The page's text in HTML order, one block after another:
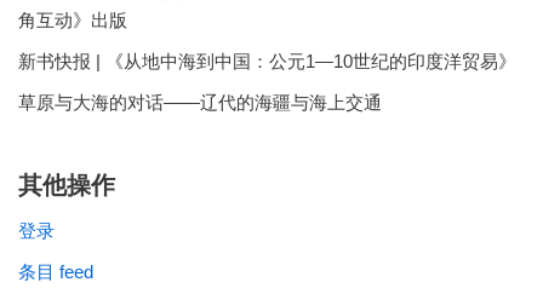
角互动》出版
新书快报 | 《从地中海到中国：公元1—10世纪的印度洋贸易》
草原与大海的对话——辽代的海疆与海上交通
其他操作
登录
条目 feed